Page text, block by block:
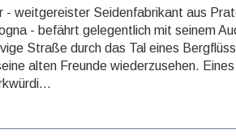
- weitgereister Seidenfabrikant aus
- befährt gelegentlich mit seinem
Straße durch das Tal eines
alten Freunde wiederzusehen.